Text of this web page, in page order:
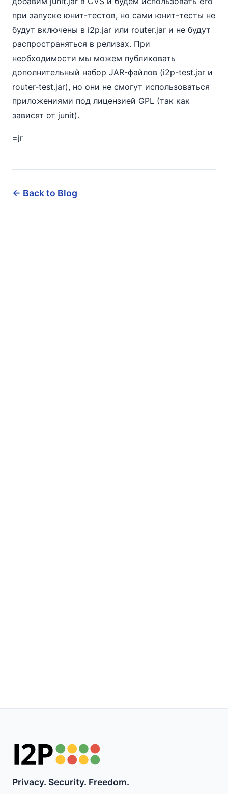
при запуске юнит-тестов, но сами юнит-тесты не
будут включены в i2p.jar или router.jar и не будут
распространяться в релизах. При
необходимости мы можем публиковать
дополнительный набор JAR-файлов (i2p-test.jar и
router-test.jar), но они не смогут использоваться
приложениями под лицензией GPL (так как
зависят от junit).
=jr
← Back to Blog
Privacy. Security. Freedom.